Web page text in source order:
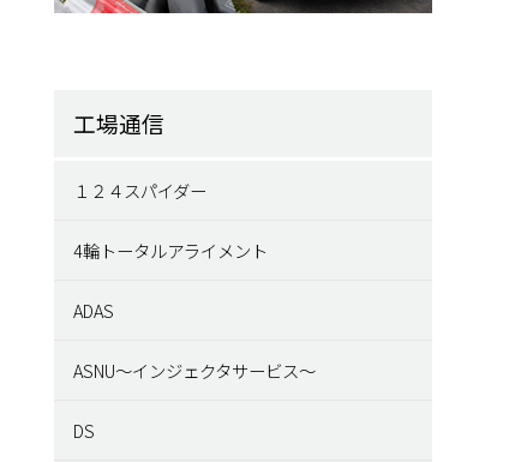
工場通信
１２４スパイダー
4輪トータルアライメント
ADAS
ASNU～インジェクタサービス～
DS